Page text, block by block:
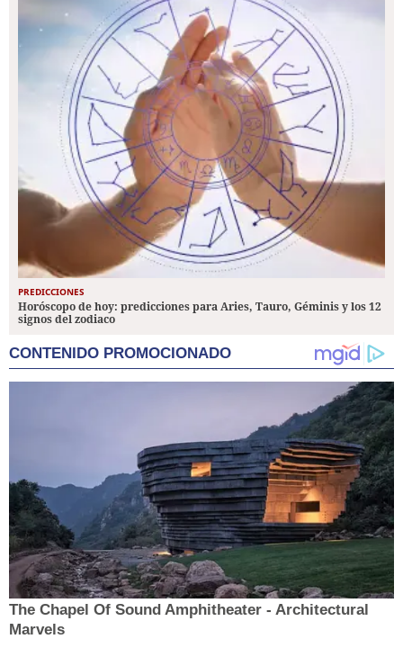
PREDICCIONES
Horóscopo de hoy: predicciones para Aries, Tauro, Géminis y los 12
signos del zodiaco
CONTENIDO PROMOCIONADO
The Chapel Of Sound Amphitheater - Architectural
Marvels